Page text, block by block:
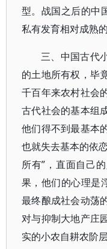
型。战国之后的中
私有发育相对成熟
三、中国古代
的土地所有权，毕
千百年来农村社会
古代社会的基本组
他们得不到最基本
也就失去基本的依
所有”，直面自己
果，他们的心理是
最终酿成社会动荡
对与抑制大地产庄
实的小农自耕农阶